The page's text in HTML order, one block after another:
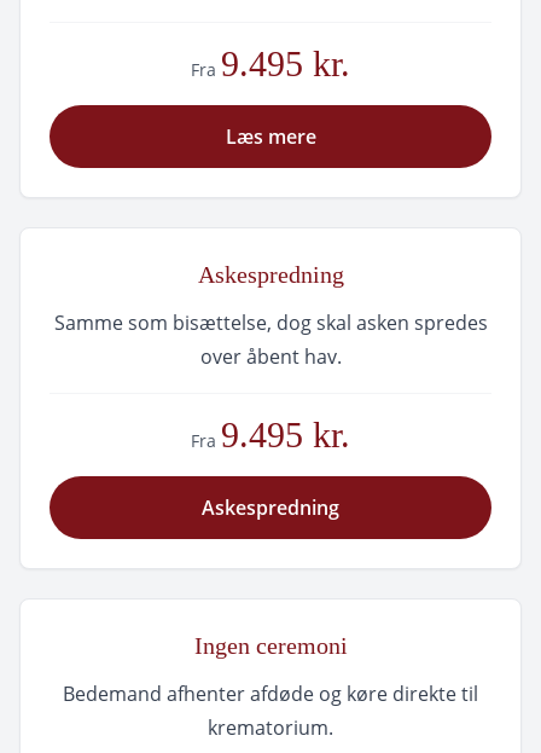
Fra 9.495 kr.
Læs mere
Askespredning
Samme som bisættelse, dog skal asken spredes
over åbent hav.
Fra 9.495 kr.
Askespredning
Ingen ceremoni
Bedemand afhenter afdøde og køre direkte til
krematorium.